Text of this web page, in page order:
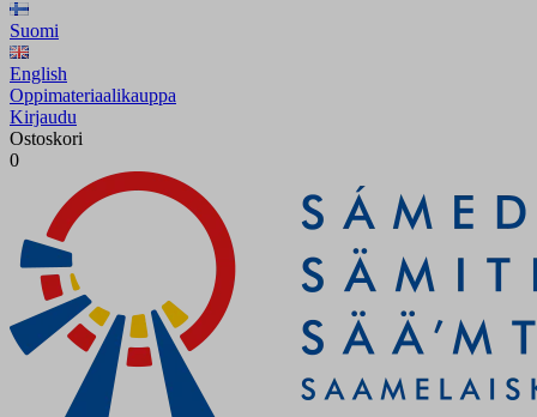
Suomi
English
Oppimateriaalikauppa
Kirjaudu
Ostoskori
0